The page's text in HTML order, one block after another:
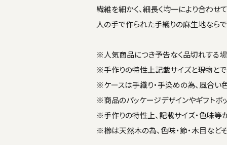
繊維を細かく、細長く均一により合わせ
人の手で作られた手織りの麻生地なら
※人気商品につき予告なく品切れする場
※手作りの特性上記載サイズと現物と
※ケースは手織り・手染めの為、風合い
※商品のパッケージデザインやギフトボ
※手作りの特性上、記載サイズ・色味等
※櫛は天然木の為、色味・節・木目など